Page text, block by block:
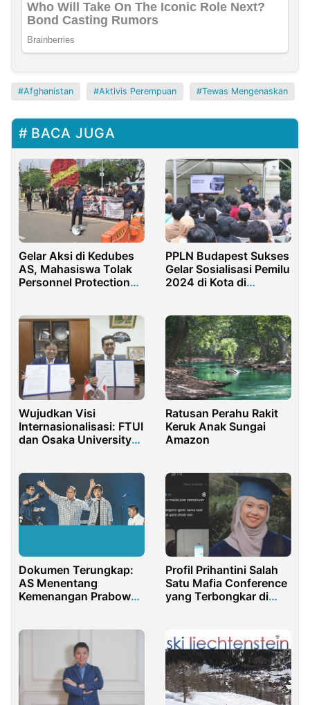
Afghanistan Aktivis Perempuan Tewas Mengenaskan
BACA JUGA
Gelar Aksi di Kedubes
AS, Mahasiswa Tolak
Personnel Protection
PPLN Budapest Sukses
Gelar Sosialisasi Pemilu
2024 di Kota di
Wujudkan Visi
Internasionalisasi: FTUI
dan Osaka University
Ratusan Perahu Rakit
Keruk Anak Sungai
Amazon
Dokumen Terungkap:
AS Menentang
Kemenangan Prabowo
Profil Prihantini Salah
Satu Mafia Conference
yang Terbongkar di